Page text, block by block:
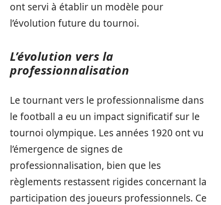
ont servi à établir un modèle pour
l’évolution future du tournoi.
L’évolution vers la
professionnalisation
Le tournant vers le professionnalisme dans
le football a eu un impact significatif sur le
tournoi olympique. Les années 1920 ont vu
l’émergence de signes de
professionnalisation, bien que les
règlements restassent rigides concernant la
participation des joueurs professionnels. Ce